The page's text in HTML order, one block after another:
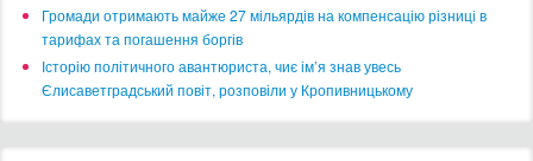
​Громади отримають майже 27 мільярдів на компенсацію різниці в
тарифах та погашення боргів
Історію політичного авантюриста, чиє ім’я знав увесь
Єлисаветградський повіт, розповіли у Кропивницькому